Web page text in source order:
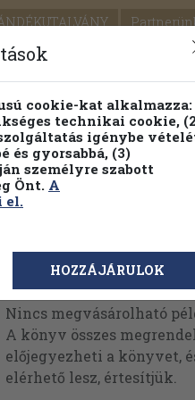
SEGÍTSÉG
FENNTARTHATÓ
Témaköri fa
Megvásárolható
Nincs megvásárolható
A könyv összes
előjegyezheti a könyvet,
elérhető lesz, értesítjük.
cookie-kat alkalmazza:
technikai cookie,
igénybe
és gyorsabbá, (3)
személyre szabott
Önt. A
el.
HOZZÁJÁRULOK